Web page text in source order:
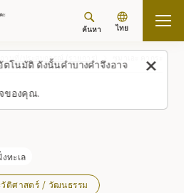
โนมัติ ดังนั้นคำบางคำจึงอาจ
ของคุณ.
ค้นหา ไทย
สถานที่/ประสบการณ์ (รายการ)
ทะเล
วัติศาสตร์ / วัฒนธรรม